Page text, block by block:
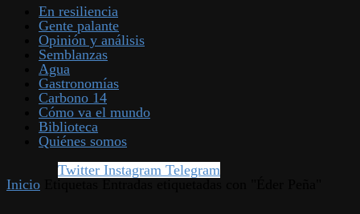
En resiliencia
Gente palante
Opinión y análisis
Semblanzas
Agua
Gastronomías
Carbono 14
Cómo va el mundo
Biblioteca
Quiénes somos
Twitter Instagram Telegram
Inicio